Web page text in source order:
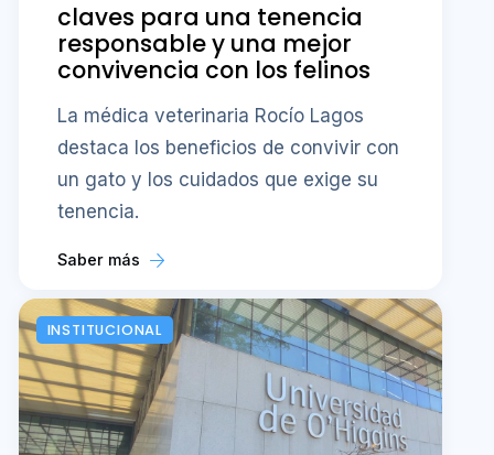
claves para una tenencia
responsable y una mejor
convivencia con los felinos
La médica veterinaria Rocío Lagos
destaca los beneficios de convivir con
un gato y los cuidados que exige su
tenencia.
Saber más
INSTITUCIONAL